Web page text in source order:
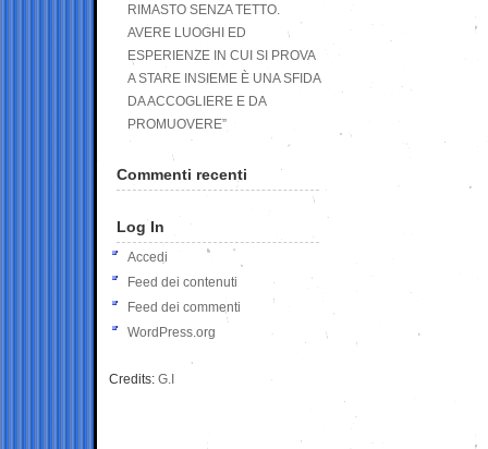
RIMASTO SENZA TETTO.
AVERE LUOGHI ED
ESPERIENZE IN CUI SI PROVA
A STARE INSIEME È UNA SFIDA
DA ACCOGLIERE E DA
PROMUOVERE”
Commenti recenti
Log In
Accedi
Feed dei contenuti
Feed dei commenti
WordPress.org
Credits: G.I